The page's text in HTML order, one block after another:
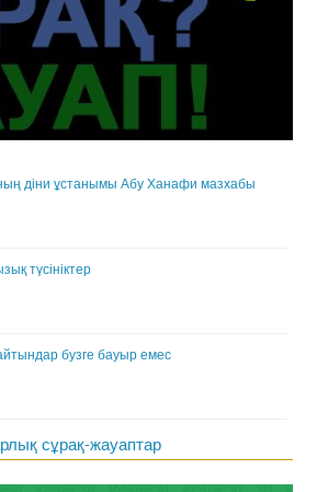
діни ұстанымы Абу Ханафи мазхабы
түсініктер
бузге бауыр емес
сұрақ-жауаптар